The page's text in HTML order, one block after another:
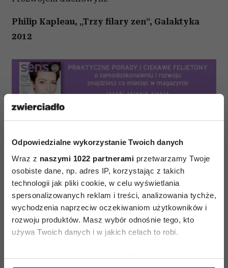
Odpowiedzialne wykorzystanie Twoich danych
Wraz z naszymi 1022 partnerami przetwarzamy Twoje
osobiste dane, np. adres IP, korzystając z takich
technologii jak pliki cookie, w celu wyświetlania
spersonalizowanych reklam i treści, analizowania tychże,
wychodzenia naprzeciw oczekiwaniom użytkowników i
rozwoju produktów. Masz wybór odnośnie tego, kto
używa Twoich danych i w jakich celach to robi.
Jeśli wyrazisz na to zgodę, chcielibyśmy również:
Philip Kapleau, „Trzy filary zen”, Galaktyka
2012
NAJLEPSZE KSIĄŻKI
AUTOPROMOCJA